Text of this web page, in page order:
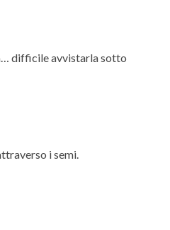
difficile avvistarla sotto
i semi.